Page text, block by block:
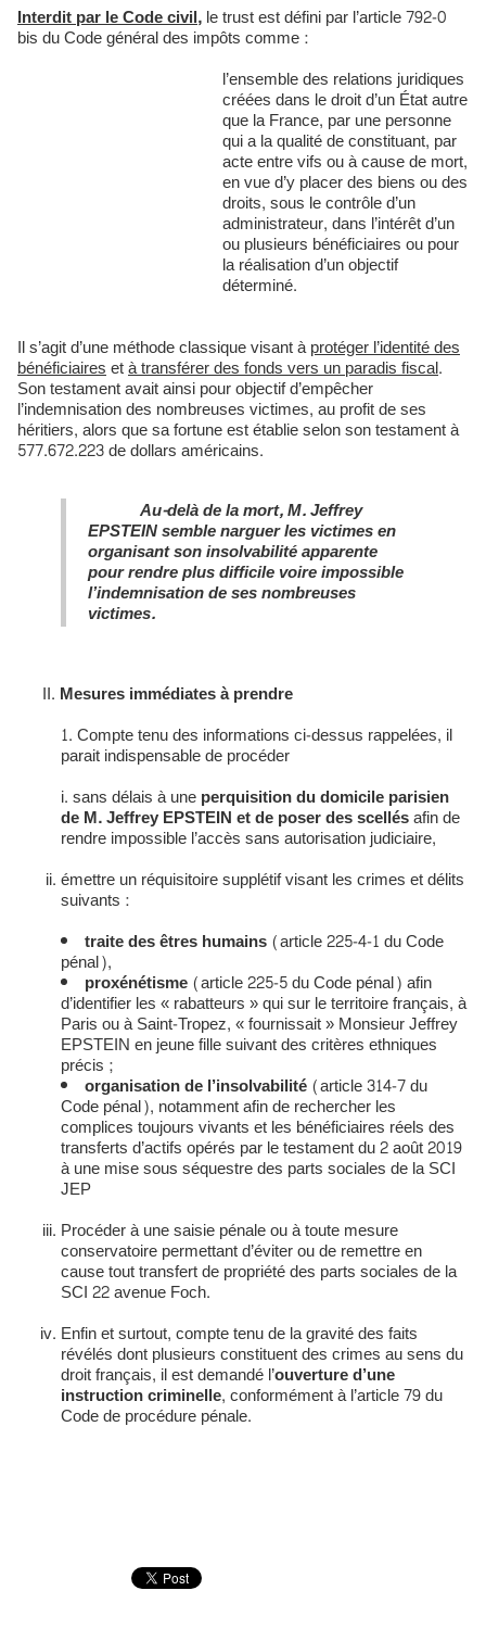
Interdit par le Code civil,le trust est défini par l’article 792-0
bis du Code général des impôts comme :
l’ensemble des relations juridiques
créées dans le droit d’un État autre
que la France, par une personne
qui a la qualité de constituant, par
acte entre vifs ou à cause de mort,
en vue d’y placer des biens ou des
droits, sous le contrôle d’un
administrateur, dans l’intérêt d’un
ou plusieurs bénéficiaires ou pour
la réalisation d’un objectif
déterminé.
Il s’agit d’une méthode classique visant àprotéger l’identité des
bénéficiairesetà transférer des fonds vers un paradis fiscal.
Son testament avait ainsi pour objectif d’empêcher
l’indemnisation des nombreuses victimes, au profit de ses
héritiers, alors que sa fortune est établie selon son testament à
577.672.223 de dollars américains.
Au-delà de la mort, M. Jeffrey
EPSTEIN semble narguer les victimes en
organisant son insolvabilité apparente
pour rendre plus difficile voire impossible
l’indemnisation de ses nombreuses
victimes.
Mesures immédiates à prendre
Compte tenu des informations ci-dessus rappelées, il
parait indispensable de procéder
sans délais à uneperquisition du domicile parisien
de M. Jeffrey EPSTEIN et de poser des scellésafin de
rendre impossible l’accès sans autorisation judiciaire,
émettre un réquisitoire supplétif visant les crimes et délits
suivants :
traite des êtres humains(article 225-4-1 du Code
pénal),
proxénétisme(article 225-5 du Code pénal) afin
d’identifier les « rabatteurs » qui sur le territoire français, à
Paris ou à Saint-Tropez, « fournissait » Monsieur Jeffrey
EPSTEIN en jeune fille suivant des critères ethniques
précis ;
organisation de l’insolvabilité(article 314-7 du
Code pénal), notamment afin de rechercher les
complices toujours vivants et les bénéficiaires réels des
transferts d’actifs opérés par le testament du 2 août 2019
à une mise sous séquestre des parts sociales de la SCI
JEP
Procéder à une saisie pénale ou à toute mesure
conservatoire permettant d’éviter ou de remettre en
cause tout transfert de propriété des parts sociales de la
SCI 22 avenue Foch.
Enfin et surtout, compte tenu de la gravité des faits
révélés dont plusieurs constituent des crimes au sens du
droit français, il est demandé l’ouverture d’une
instruction criminelle, conformément à l’article 79 du
Code de procédure pénale.